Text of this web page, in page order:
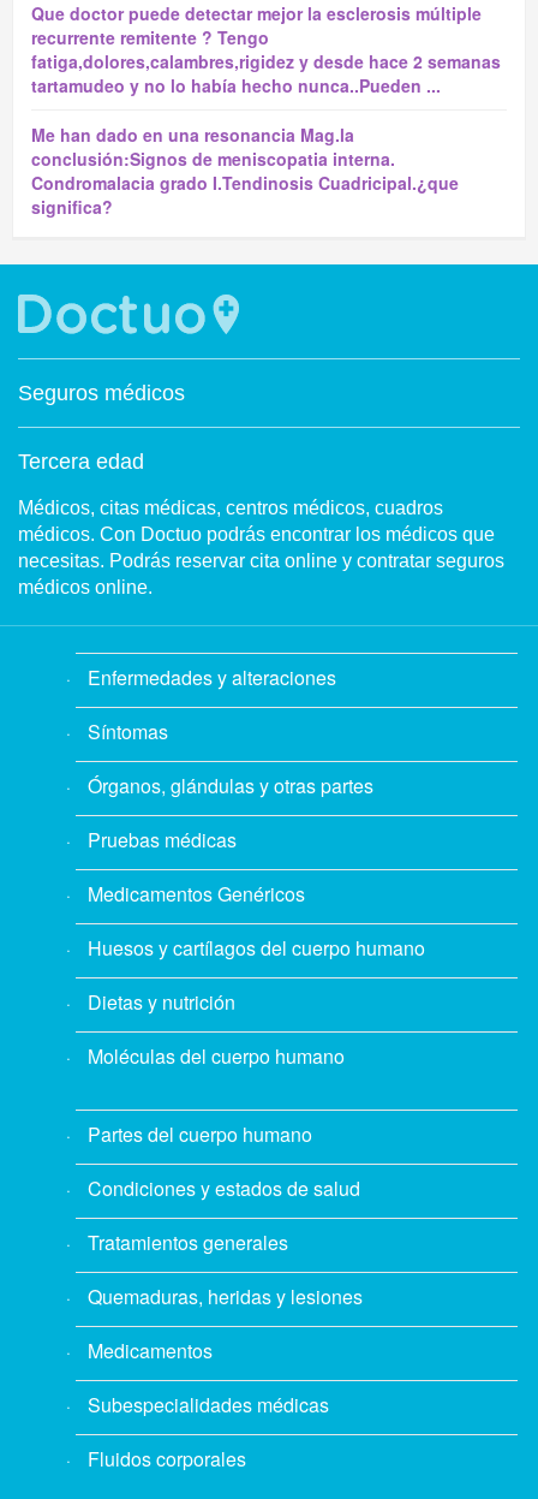
Que doctor puede detectar mejor la esclerosis múltiple
recurrente remitente ? Tengo
fatiga,dolores,calambres,rigidez y desde hace 2 semanas
tartamudeo y no lo había hecho nunca..Pueden ...
Me han dado en una resonancia Mag.la
conclusión:Signos de meniscopatia interna.
Condromalacia grado I.Tendinosis Cuadricipal.¿que
significa?
Seguros médicos
Tercera edad
Médicos, citas médicas, centros médicos, cuadros
médicos. Con Doctuo podrás encontrar los médicos que
necesitas. Podrás reservar cita online y contratar seguros
médicos online.
Enfermedades y alteraciones
Síntomas
Órganos, glándulas y otras partes
Pruebas médicas
Medicamentos Genéricos
Huesos y cartílagos del cuerpo humano
Dietas y nutrición
Moléculas del cuerpo humano
Partes del cuerpo humano
Condiciones y estados de salud
Tratamientos generales
Quemaduras, heridas y lesiones
Medicamentos
Subespecialidades médicas
Fluidos corporales